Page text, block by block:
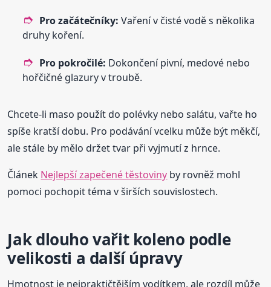
Pro začátečníky: Vaření v čisté vodě s několika
druhy koření.
Pro pokročilé: Dokončení pivní, medové nebo
hořčičné glazury v troubě.
Chcete-li maso použít do polévky nebo salátu, vařte ho
spíše kratší dobu. Pro podávání vcelku může být měkčí,
ale stále by mělo držet tvar při vyjmutí z hrnce.
Článek Nejlepší zapečené těstoviny by rovněž mohl
pomoci pochopit téma v širších souvislostech.
Jak dlouho vařit koleno podle
velikosti a další úpravy
Hmotnost je nejpraktičtějším vodítkem, ale rozdíl může